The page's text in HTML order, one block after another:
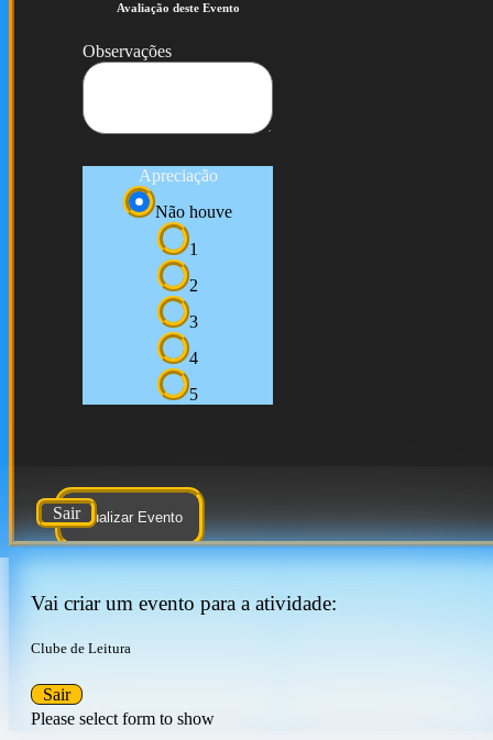
Avaliação deste Evento
Observações
Apreciação
Não houve
1
2
3
4
5
Atualizar Evento
Sair
Vai criar um evento para a atividade:
Clube de Leitura
Please select form to show
Sair